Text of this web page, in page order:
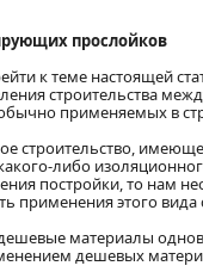
прослойков
к теме настоящей
строительства
применяемых в
строительство,
либо
постройки, то нам
применения этого вида
дешевые материалы
дешевых